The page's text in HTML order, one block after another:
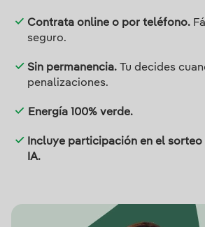
Contrata online o por teléfono.
seguro.
Sin permanencia.Tu decides
penalizaciones.
Energía 100% verde.
Incluye participación en el
IA.